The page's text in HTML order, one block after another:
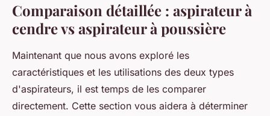
Comparaison détaillée : aspirateur à
cendre vs aspirateur à poussière
Maintenant que nous avons exploré les
caractéristiques et les utilisations des deux types
d'aspirateurs, il est temps de les comparer
directement. Cette section vous aidera à déterminer